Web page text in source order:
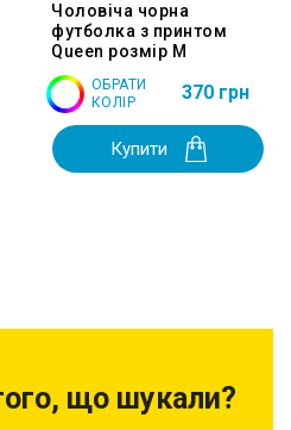
Чоловіча чорна
футболка з принтом
Queen розмір M
ОБРАТИ
КОЛІР
370 грн
Купити
що шукали?